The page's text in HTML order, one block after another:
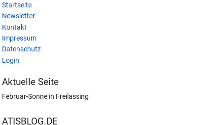
Startseite
Newsletter
Kontakt
Impressum
Datenschutz
Login
Aktuelle Seite
Februar-Sonne in Freilassing
ATISBLOG.DE